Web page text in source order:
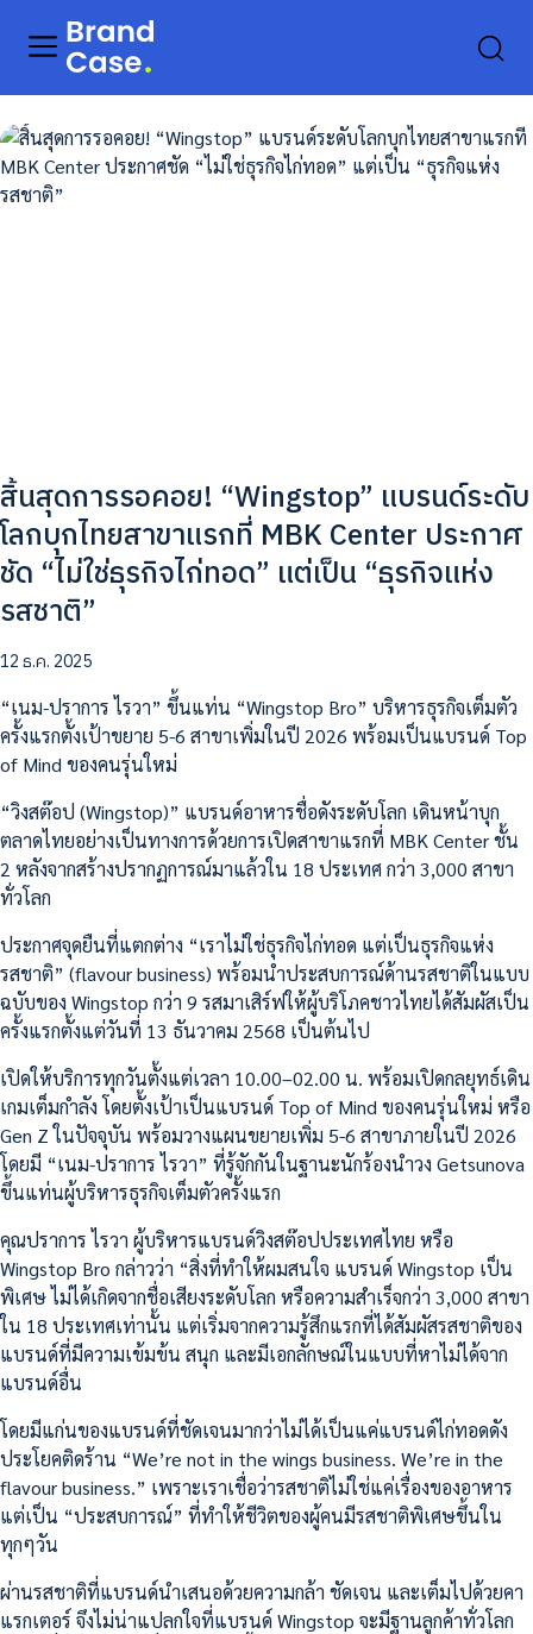
สิ้นสุดการรอคอย! “Wingstop” แบรนด์ระดับ
โลกบุกไทยสาขาแรกที่ MBK Center ประกาศ
ชัด “ไม่ใช่ธุรกิจไก่ทอด” แต่เป็น “ธุรกิจแห่ง
รสชาติ”
12 ธ.ค. 2025
“เนม-ปราการ ไรวา” ขึ้นแท่น “Wingstop Bro” บริหารธุรกิจเต็มตัว
ครั้งแรกตั้งเป้าขยาย 5-6 สาขาเพิ่มในปี 2026 พร้อมเป็นแบรนด์ Top
of Mind ของคนรุ่นใหม่
“วิงสต๊อป (Wingstop)” แบรนด์อาหารชื่อดังระดับโลก เดินหน้าบุก
ตลาดไทยอย่างเป็นทางการด้วยการเปิดสาขาแรกที่ MBK Center ชั้น
2 หลังจากสร้างปรากฏการณ์มาแล้วใน 18 ประเทศ กว่า 3,000 สาขา
ทั่วโลก
ประกาศจุดยืนที่แตกต่าง “เราไม่ใช่ธุรกิจไก่ทอด แต่เป็นธุรกิจแห่ง
รสชาติ” (flavour business) พร้อมนำประสบการณ์ด้านรสชาติในแบบ
ฉบับของ Wingstop กว่า 9 รสมาเสิร์ฟให้ผู้บริโภคชาวไทยได้สัมผัสเป็น
ครั้งแรกตั้งแต่วันที่ 13 ธันวาคม 2568 เป็นต้นไป
เปิดให้บริการทุกวันตั้งแต่เวลา 10.00–02.00 น. พร้อมเปิดกลยุทธ์เดิน
เกมเต็มกำลัง โดยตั้งเป้าเป็นแบรนด์ Top of Mind ของคนรุ่นใหม่ หรือ
Gen Z ในปัจจุบัน พร้อมวางแผนขยายเพิ่ม 5-6 สาขาภายในปี 2026
โดยมี “เนม-ปราการ ไรวา” ที่รู้จักกันในฐานะนักร้องนำวง Getsunova
ขึ้นแท่นผู้บริหารธุรกิจเต็มตัวครั้งแรก
คุณปราการ ไรวา ผู้บริหารแบรนด์วิงสต๊อปประเทศไทย หรือ
Wingstop Bro กล่าวว่า “สิ่งที่ทำให้ผมสนใจ แบรนด์ Wingstop เป็น
พิเศษ ไม่ได้เกิดจากชื่อเสียงระดับโลก หรือความสำเร็จกว่า 3,000 สาขา
ใน 18 ประเทศเท่านั้น แต่เริ่มจากความรู้สึกแรกที่ได้สัมผัสรสชาติของ
แบรนด์ที่มีความเข้มข้น สนุก และมีเอกลักษณ์ในแบบที่หาไม่ได้จาก
แบรนด์อื่น
โดยมีแก่นของแบรนด์ที่ชัดเจนมากว่าไม่ได้เป็นแค่แบรนด์ไก่ทอดดัง
ประโยคติดร้าน “We’re not in the wings business. We’re in the
flavour business.” เพราะเราเชื่อว่ารสชาติไม่ใช่แค่เรื่องของอาหาร
แต่เป็น “ประสบการณ์” ที่ทำให้ชีวิตของผู้คนมีรสชาติพิเศษขึ้นใน
ทุกๆวัน
ผ่านรสชาติที่แบรนด์นำเสนอด้วยความกล้า ชัดเจน และเต็มไปด้วยคา
แรกเตอร์ จึงไม่น่าแปลกใจที่แบรนด์ Wingstop จะมีฐานลูกค้าทั่วโลก